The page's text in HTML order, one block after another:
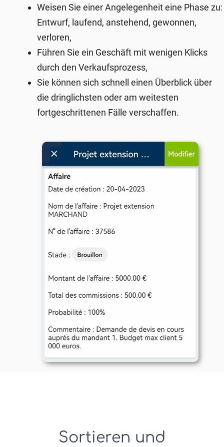
Weisen Sie einer Angelegenheit eine Phase zu:
Entwurf, laufend, anstehend, gewonnen,
verloren,
Führen Sie ein Geschäft mit wenigen Klicks
durch den Verkaufsprozess,
Sie können sich schnell einen Überblick über
die dringlichsten oder am weitesten
fortgeschrittenen Fälle verschaffen.
Sortieren und